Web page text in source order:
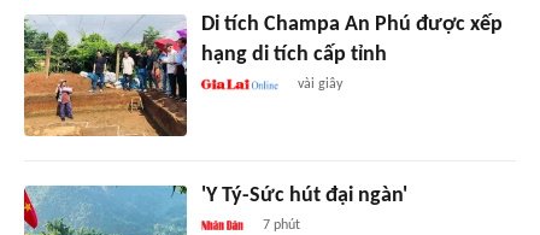
Di tích Champa An Phú được xếp
hạng di tích cấp tỉnh
vài giây
'Y Tý-Sức hút đại ngàn'
7 phút